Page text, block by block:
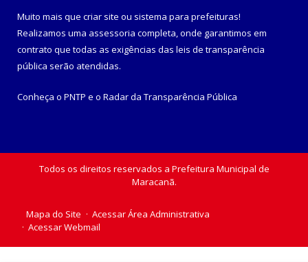
Muito mais que criar site ou sistema para prefeituras!
Realizamos uma assessoria completa, onde garantimos em
contrato que todas as exigências das leis de transparência
pública serão atendidas.
Conheça o PNTP e o Radar da Transparência Pública
Todos os direitos reservados a Prefeitura Municipal de
Maracanã.
Mapa do Site
Acessar Área Administrativa
Acessar Webmail